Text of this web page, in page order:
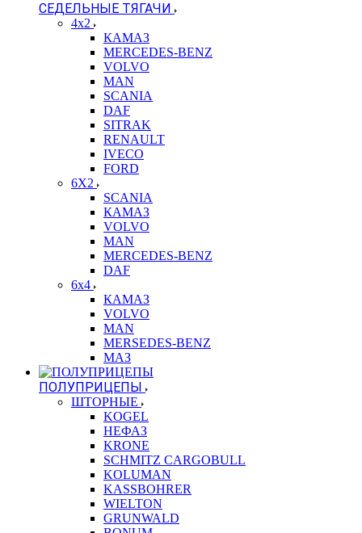
СЕДЕЛЬНЫЕ ТЯГАЧИ
4x2
КАМАЗ
MERCEDES-BENZ
VOLVO
MAN
SCANIA
DAF
SITRAK
RENAULT
IVECO
FORD
6X2
SCANIA
КАМАЗ
VOLVO
MAN
MERCEDES-BENZ
DAF
6x4
КАМАЗ
VOLVO
MAN
MERSEDES-BENZ
МАЗ
ПОЛУПРИЦЕПЫ
ШТОРНЫЕ
KOGEL
НЕФАЗ
KRONE
SCHMITZ CARGOBULL
KOLUMAN
KASSBOHRER
WIELTON
GRUNWALD